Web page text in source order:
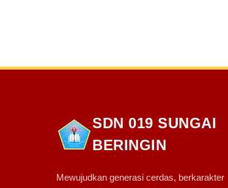
SDN 019 SUNGAI
BERINGIN
Mewujudkan generasi cerdas, berkarakter